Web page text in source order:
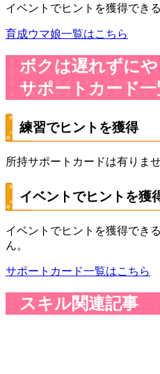
イベントでヒントを獲得でき
育成ウマ娘一覧はこちら
ボクは遅れずに
サポートカード一
練習でヒントを獲得
所持サポートカードは有りませ
イベントでヒントを獲
イベントでヒントを獲得でき
ん。
サポートカード一覧はこちら
スキル関連記事